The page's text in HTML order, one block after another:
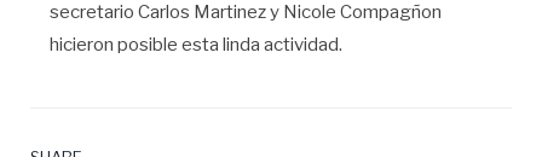
secretario Carlos Martinez y Nicole Compagñon
hicieron posible esta linda actividad.